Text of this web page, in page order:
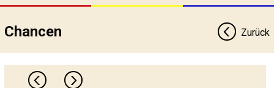
Chancen Zurück